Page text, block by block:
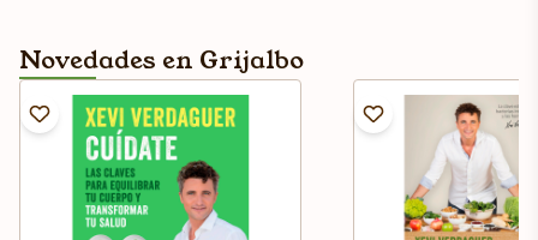
Novedades en Grijalbo